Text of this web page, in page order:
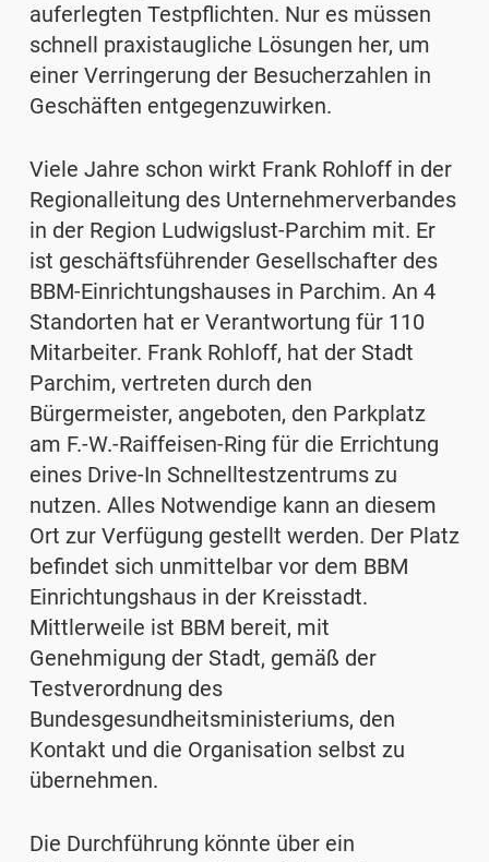
auferlegten Testpflichten. Nur es müssen
schnell praxistaugliche Lösungen her, um
einer Verringerung der Besucherzahlen in
Geschäften entgegenzuwirken.
Viele Jahre schon wirkt Frank Rohloff in der
Regionalleitung des Unternehmerverbandes
in der Region Ludwigslust-Parchim mit. Er
ist geschäftsführender Gesellschafter des
BBM-Einrichtungshauses in Parchim. An 4
Standorten hat er Verantwortung für 110
Mitarbeiter. Frank Rohloff, hat der Stadt
Parchim, vertreten durch den
Bürgermeister, angeboten, den Parkplatz
am F.-W.-Raiffeisen-Ring für die Errichtung
eines Drive-In Schnelltestzentrums zu
nutzen. Alles Notwendige kann an diesem
Ort zur Verfügung gestellt werden. Der Platz
befindet sich unmittelbar vor dem BBM
Einrichtungshaus in der Kreisstadt.
Mittlerweile ist BBM bereit, mit
Genehmigung der Stadt, gemäß der
Testverordnung des
Bundesgesundheitsministeriums, den
Kontakt und die Organisation selbst zu
übernehmen.
Die Durchführung könnte über ein